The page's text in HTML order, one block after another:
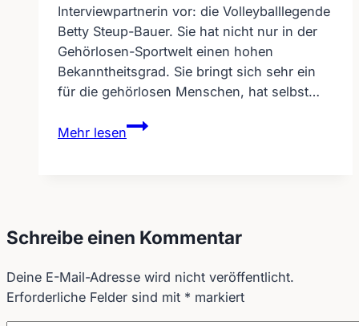
Interviewpartnerin vor: die Volleyballlegende
Betty Steup-Bauer. Sie hat nicht nur in der
Gehörlosen-Sportwelt einen hohen
Bekanntheitsgrad. Sie bringt sich sehr ein
für die gehörlosen Menschen, hat selbst…
Mehr lesen
Interview
–
Schreibe einen Kommentar
Deine E-Mail-Adresse wird nicht veröffentlicht.
Erforderliche Felder sind mit * markiert